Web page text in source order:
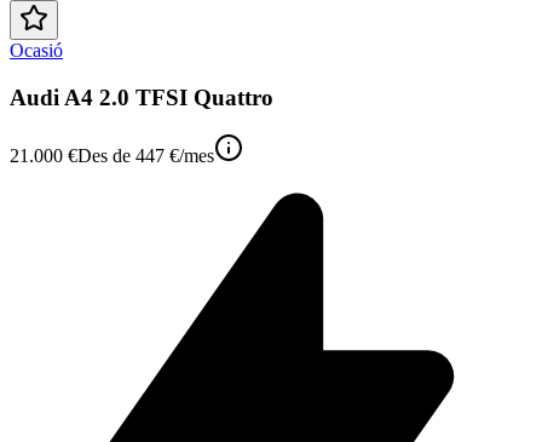
Ocasió
Audi A4 2.0 TFSI Quattro
21.000 €Des de 447 €/mes